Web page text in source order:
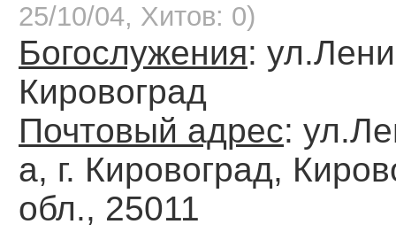
25/10/04, Хитов: 0)
Богослужения:
Кировоград
Почтовый адрес:
а, г. Кировоград,
обл., 25011